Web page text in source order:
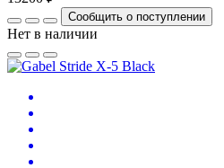
Сообщить о поступлении
Нет в наличии